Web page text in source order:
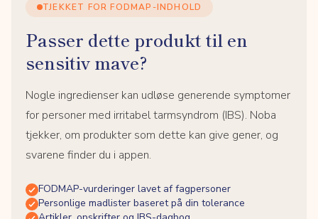
TJEKKET FOR FODMAP-INDHOLD
Passer dette produkt til en
sensitiv mave?
Nogle ingredienser kan udløse generende symptomer
for personer med irritabel tarmsyndrom (IBS). Noba
tjekker, om produkter som dette kan give gener, og
svarene finder du i appen.
FODMAP-vurderinger lavet af fagpersoner
Personlige madlister baseret på din tolerance